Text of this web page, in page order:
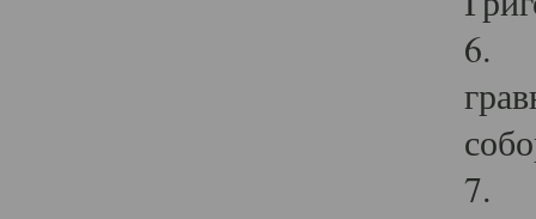
6.
7.